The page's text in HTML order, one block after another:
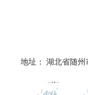
地址： 湖北省随州